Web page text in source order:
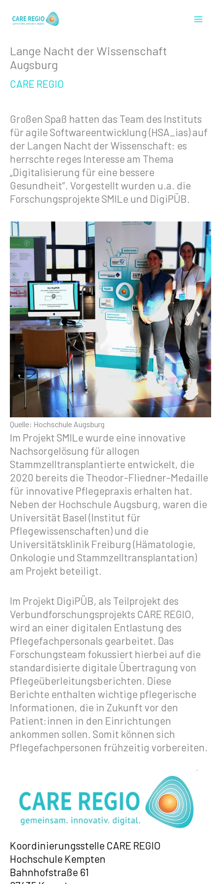
Inhalt
Lange Nacht der Wissenschaft
Augsburg
CARE REGIO
Großen Spaß hatten das Team des Instituts
für agile Softwareentwicklung (HSA_ias) auf
der Langen Nacht der Wissenschaft: es
herrschte reges Interesse am Thema
„Digitalisierung für eine bessere
Gesundheit“. Vorgestellt wurden u.a. die
Forschungsprojekte SMILe und DigiPÜB.
Quelle: Hochschule Augsburg
Im Projekt SMILe wurde eine innovative
Nachsorgelösung für allogen
Stammzelltransplantierte entwickelt, die
2020 bereits die Theodor-Fliedner-Medaille
für innovative Pflegepraxis erhalten hat.
Neben der Hochschule Augsburg, waren die
Universität Basel (Institut für
Pflegewissenschaften) und die
Universitätsklinik Freiburg (Hämatologie,
Onkologie und Stammzelltransplantation)
am Projekt beteiligt.
Im Projekt DigiPÜB, als Teilprojekt des
Verbundforschungsprojekts CARE REGIO,
wird an einer digitalen Entlastung des
Pflegefachpersonals gearbeitet. Das
Forschungsteam fokussiert hierbei auf die
standardisierte digitale Übertragung von
Pflegeüberleitungsberichten. Diese
Berichte enthalten wichtige pflegerische
Informationen, die in Zukunft vor den
Patient:innen in den Einrichtungen
ankommen sollen. Somit können sich
Pflegefachpersonen frühzeitig vorbereiten.
Koordinierungsstelle CARE REGIO
Hochschule Kempten
Bahnhofstraße 61